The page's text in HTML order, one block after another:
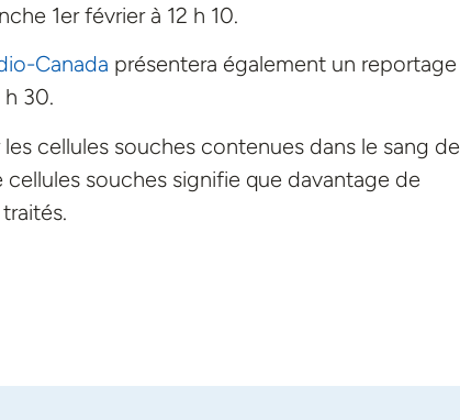
1er février à 12 h 10.
Canada présentera également un reportage
h 30.
cellules souches contenues dans le sang de
souches signifie que davantage de